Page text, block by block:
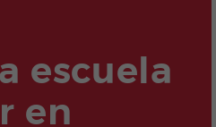
escuela
en